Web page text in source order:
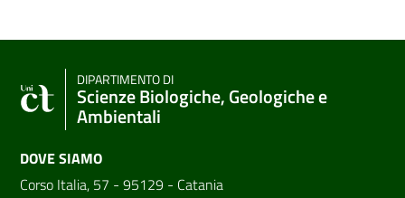
DIPARTIMENTO DI
Scienze Biologiche, Geologiche e
Ambientali
DOVE SIAMO
Corso Italia, 57 - 95129 - Catania